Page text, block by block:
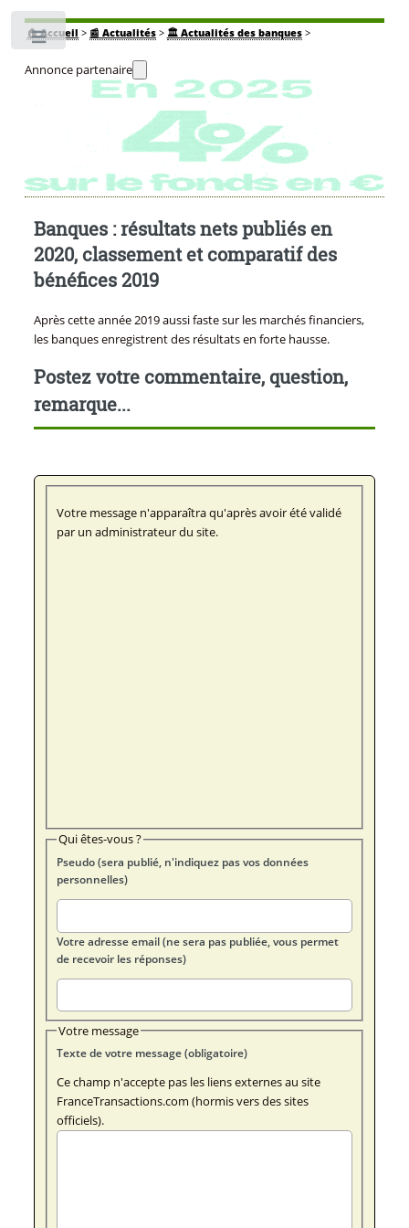
🏠Accueil > 📰 Actualités> 🏛️ Actualités des banques>
Annonce partenaire
Banques : résultats nets publiés en
2020, classement et comparatif des
bénéfices 2019
Après cette année 2019 aussi faste sur les marchés financiers,
les banques enregistrent des résultats en forte hausse.
Postez votre commentaire, question,
remarque...
Votre message n'apparaîtra qu'après avoir été validé
par un administrateur du site.
Qui êtes-vous ?
Pseudo (sera publié, n'indiquez pas vos données
personnelles)
Votre adresse email (ne sera pas publiée, vous permet
de recevoir les réponses)
Votre message
Texte de votre message (obligatoire)
Ce champ n'accepte pas les liens externes au site
FranceTransactions.com (hormis vers des sites
officiels).
Toggle